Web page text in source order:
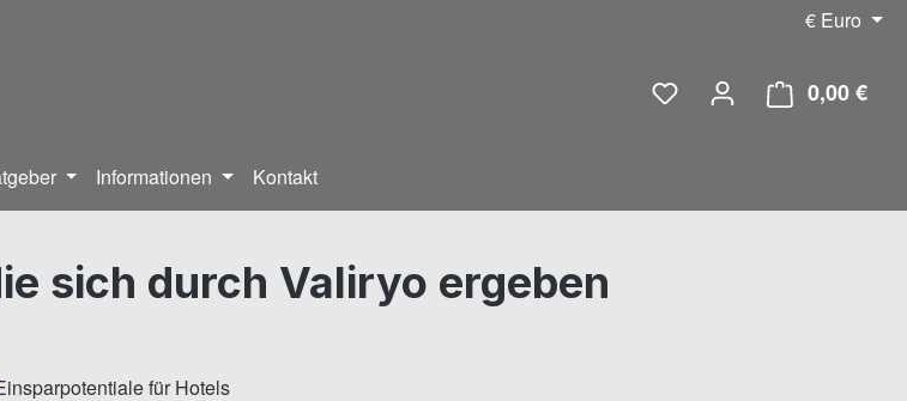
€ Euro
0,00 €
Informationen Kontakt
sich durch Valiryo ergeben